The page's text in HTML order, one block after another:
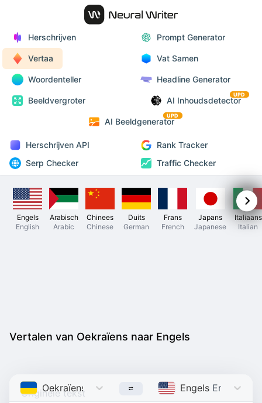
Herschrijven Prompt Generator
Vertaa Vat Samen
Woordenteller Headline Generator
Beeldvergroter AI Inhoudsdetector
UPD
AI Beeldgenerator
UPD
Herschrijven API
Rank Tracker
Serp Checker
Traffic Checker
Engels
English
Arabisch
Arabic
Chinees
Chinese
Duits
German
Frans
French
Japans
Japanese
Italiaans
Italian
Vertalen van Oekraïens naar Engels
Oekraïens Ukrainian Engels English